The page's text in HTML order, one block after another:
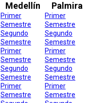
Medellín Palmira
Primer
Semestre
Primer
Semestre
Segundo
Semestre
Primer
Semestre
Segundo
Semestre
Primer
Semestre
Segundo
Semestre
Primer
Semestre
Segundo
Semestre
Primer
Semestre